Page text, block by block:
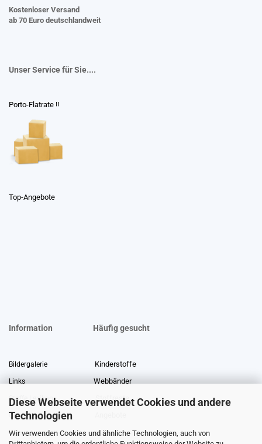
Diese Webseite verwendet Cookies und andere
Technologien
Wir verwenden Cookies und ähnliche Technologien, auch von
Kostenloser Versand
ab 70 Euro deutschlandweit
Unser Service für Sie....
Porto-Flatrate !!
Top-Angebote
Information Häufig gesucht
Bildergalerie Kinderstoffe
Links Webbänder
Stoffe Lexikon Stoffreste
Über uns
Gewerberabatt Meterware